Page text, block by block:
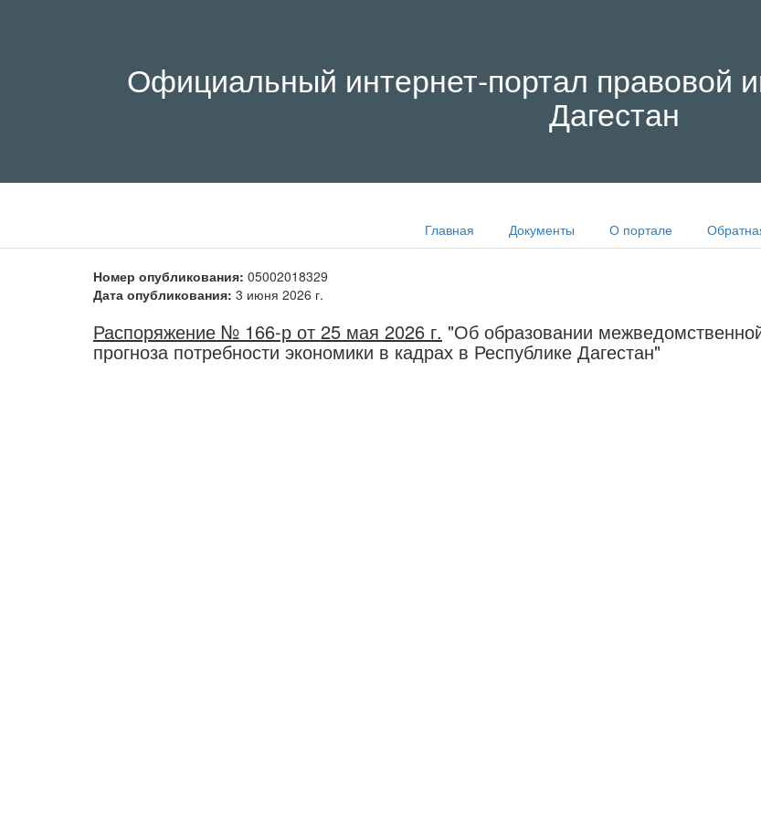
Официальный интернет-портал правовой
Дагестан
Главная Документы О портале
Номер опубликования: 05002018329
Дата опубликования: 3 июня 2026 г.
Распоряжение № 166-р от 25 мая 2026 г. "Об образовании
прогноза потребности экономики в кадрах в Республике Дагестан"